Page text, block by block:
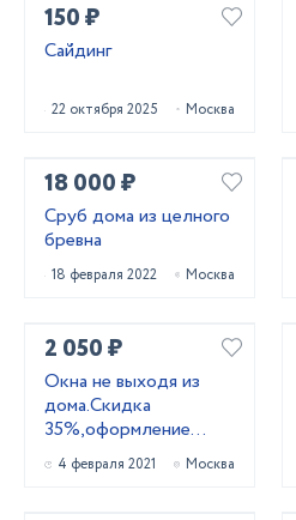
150 ₽
Сайдинг
22 октября 2025 Москва
18 000 ₽
Сруб дома из целного
бревна
18 февраля 2022 Москва
2 050 ₽
Окна не выходя из
дома.Скидка
35%,оформление
заказа на дому!
Гарантия!!!
4 февраля 2021 Москва